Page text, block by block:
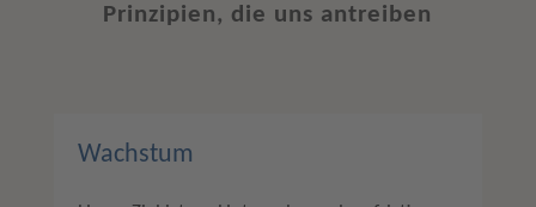
Prinzipien, die uns antreiben
Wachstum